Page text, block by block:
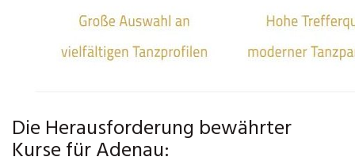
Die Herausforderung bewährter
Kurse für Adenau: